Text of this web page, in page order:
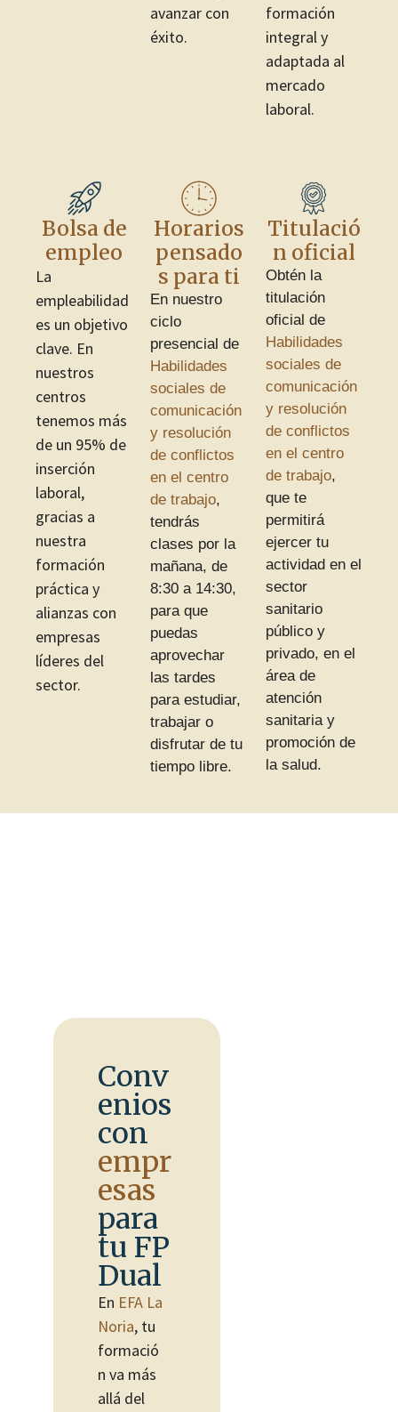
avanzar con
éxito.
formación
integral y
adaptada al
mercado
laboral.
Bolsa de
empleo
La
empleabilidad
es un objetivo
clave. En
nuestros
centros
tenemos más
de un 95% de
inserción
laboral,
gracias a
nuestra
formación
práctica y
alianzas con
empresas
líderes del
sector.
Horarios
pensado
s para ti
En nuestro
ciclo
presencial de
Habilidades
sociales de
comunicación
y resolución
de conflictos
en el centro
de trabajo,
tendrás
clases por la
mañana, de
8:30 a 14:30,
para que
puedas
aprovechar
las tardes
para estudiar,
trabajar o
disfrutar de tu
tiempo libre.
Titulació
n oficial
Obtén la
titulación
oficial de
Habilidades
sociales de
comunicación
y resolución
de conflictos
en el centro
de trabajo,
que te
permitirá
ejercer tu
actividad en el
sector
sanitario
público y
privado, en el
área de
atención
sanitaria y
promoción de
la salud.
Conv
enios
con
empr
esas
para
tu FP
Dual
En EFA La
Noria, tu
formació
n va más
allá del